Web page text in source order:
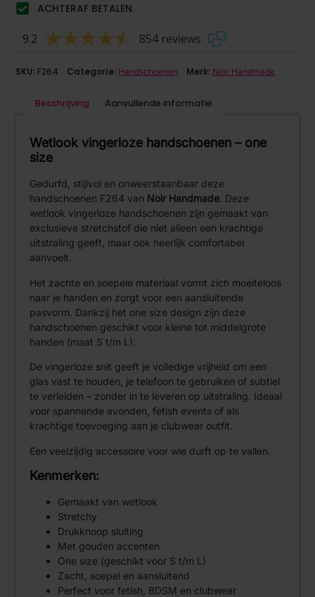
ACHTERAF BETALEN
9.2 854 reviews
SKU: F264 Categorie: Handschoenen Merk: Noir Handmade
Beschrijving Aanvullende informatie
Wetlook vingerloze handschoenen – one
size
Gedurfd, stijlvol en onweerstaanbaar deze
handschoenen F264 van Noir Handmade. Deze
wetlook vingerloze handschoenen zijn gemaakt van
exclusieve stretchstof die niet alleen een krachtige
uitstraling geeft, maar ook heerlijk comfortabel
aanvoelt.
Het zachte en soepele materiaal vormt zich moeiteloos
naar je handen en zorgt voor een aansluitende
pasvorm. Dankzij het one size design zijn deze
handschoenen geschikt voor kleine tot middelgrote
handen (maat S t/m L).
De vingerloze snit geeft je volledige vrijheid om een
glas vast te houden, je telefoon te gebruiken of subtiel
te verleiden – zonder in te leveren op uitstraling. Ideaal
voor spannende avonden, fetish events of als
krachtige toevoeging aan je clubwear outfit.
Een veelzijdig accessoire voor wie durft op te vallen.
Kenmerken:
Gemaakt van wetlook
Stretchy
Drukknoop sluiting
Met gouden accenten
One size (geschikt voor S t/m L)
Zacht, soepel en aansluitend
Perfect voor fetish, BDSM en clubwear